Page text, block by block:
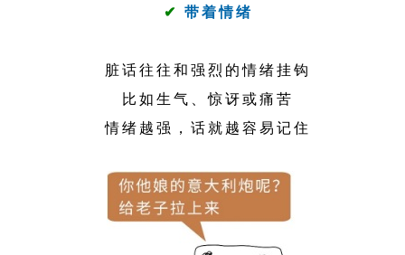
✔ 带着情绪
脏话往往和强烈的情绪挂钩
比如生气、惊讶或痛苦
情绪越强，话就越容易记住